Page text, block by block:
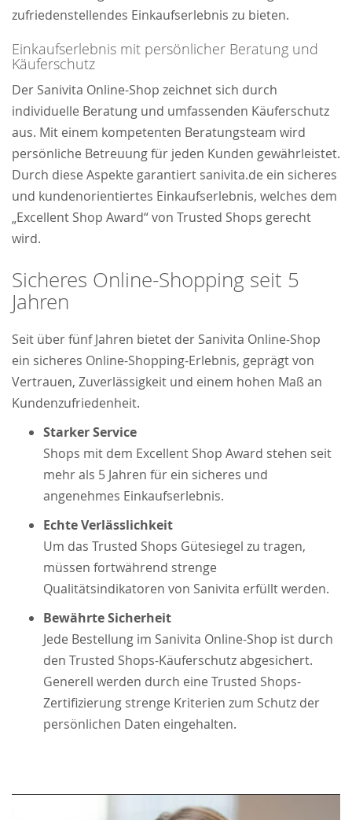
zufriedenstellendes Einkaufserlebnis zu bieten.
Einkaufserlebnis mit persönlicher Beratung und
Käuferschutz
Der Sanivita Online-Shop zeichnet sich durch
individuelle Beratung und umfassenden Käuferschutz
aus. Mit einem kompetenten Beratungsteam wird
persönliche Betreuung für jeden Kunden gewährleistet.
Durch diese Aspekte garantiert sanivita.de ein sicheres
und kundenorientiertes Einkaufserlebnis, welches dem
„Excellent Shop Award“ von Trusted Shops gerecht
wird.
Sicheres Online-Shopping seit 5
Jahren
Seit über fünf Jahren bietet der Sanivita Online-Shop
ein sicheres Online-Shopping-Erlebnis, geprägt von
Vertrauen, Zuverlässigkeit und einem hohen Maß an
Kundenzufriedenheit.
Starker Service
Shops mit dem Excellent Shop Award stehen seit
mehr als 5 Jahren für ein sicheres und
angenehmes Einkaufserlebnis.
Echte Verlässlichkeit
Um das Trusted Shops Gütesiegel zu tragen,
müssen fortwährend strenge
Qualitätsindikatoren von Sanivita erfüllt werden.
Bewährte Sicherheit
Jede Bestellung im Sanivita Online-Shop ist durch
den Trusted Shops-Käuferschutz abgesichert.
Generell werden durch eine Trusted Shops-
Zertifizierung strenge Kriterien zum Schutz der
persönlichen Daten eingehalten.